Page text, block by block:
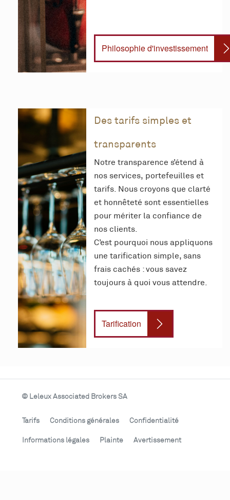
Philosophie d'investissement
Des tarifs simples et
transparents
Notre transparence s’étend à
nos services, portefeuilles et
tarifs. Nous croyons que clarté
et honnêteté sont essentielles
pour mériter la confiance de
nos clients.
C’est pourquoi nous appliquons
une tarification simple, sans
frais cachés : vous savez
toujours à quoi vous attendre.
Tarification
© Leleux Associated Brokers SA
Tarifs Conditions générales Confidentialité
Informations légales Plainte Avertissement